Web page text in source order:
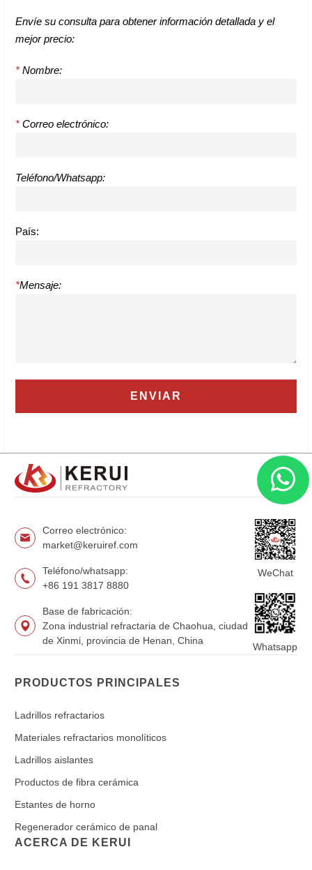
Envíe su consulta para obtener información detallada y el
mejor precio:
* Nombre:
* Correo electrónico:
Teléfono/Whatsapp:
País:
*Mensaje:
Correo electrónico:
market@keruiref.com
Teléfono/whatsapp:
+86 191 3817 8880
Base de fabricación:
Zona industrial refractaria de Chaohua, ciudad
de Xinmi, provincia de Henan, China
WeChat
Whatsapp
PRODUCTOS PRINCIPALES
Ladrillos refractarios
Materiales refractarios monolíticos
Ladrillos aislantes
Productos de fibra cerámica
Estantes de horno
Regenerador cerámico de panal
ACERCA DE KERUI